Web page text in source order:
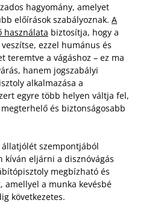
hagyomány, amelyet
előírások szabályoznak. A
használata biztosítja, hogy a
ezzel humánus és
teremtve a vágáshoz – ez ma
hanem jogszabályi
alkalmazása a
egyre több helyen váltja fel,
és biztonságosabb
állatjólét szempontjából
kíván eljárni a disznóvágás
megbízható és
amellyel a munka kevésbé
következetes.